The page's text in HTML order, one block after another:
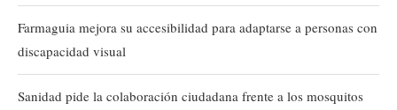
Farmaguia mejora su accesibilidad para adaptarse a personas con
discapacidad visual
Sanidad pide la colaboración ciudadana frente a los mosquitos